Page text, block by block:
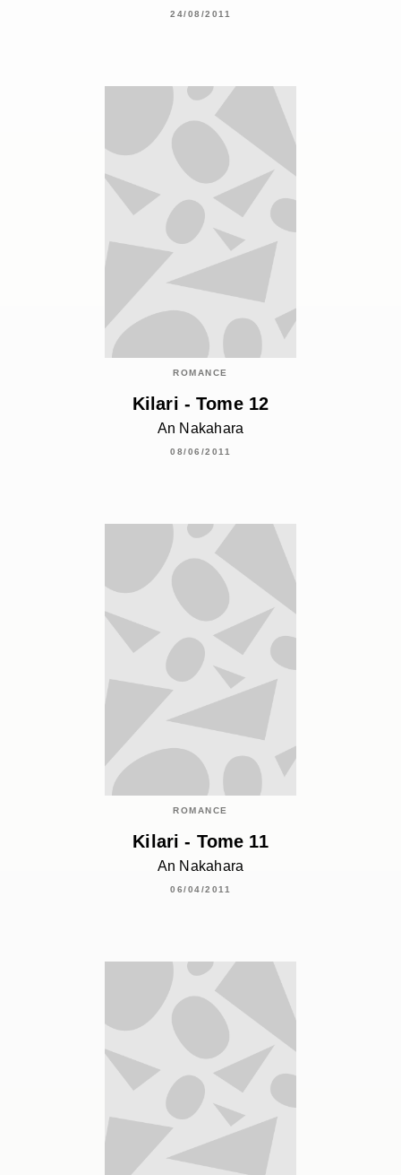
24/08/2011
ROMANCE
Kilari - Tome 12
An Nakahara
08/06/2011
ROMANCE
Kilari - Tome 11
An Nakahara
06/04/2011